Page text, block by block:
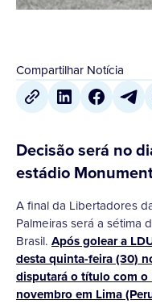
Compartilhar Notícia
Decisão será no
estádio
A final da Libertadores
Palmeiras será a sétima
Brasil. Após golear a
desta quinta-feira (30)
disputará o título com
novembro em Lima